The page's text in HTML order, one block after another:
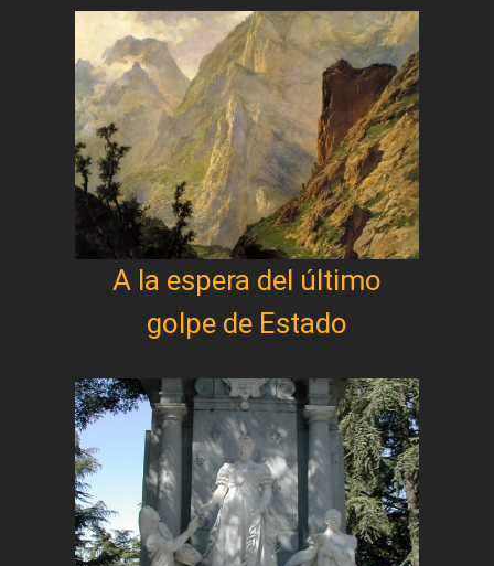
A la espera del último
golpe de Estado